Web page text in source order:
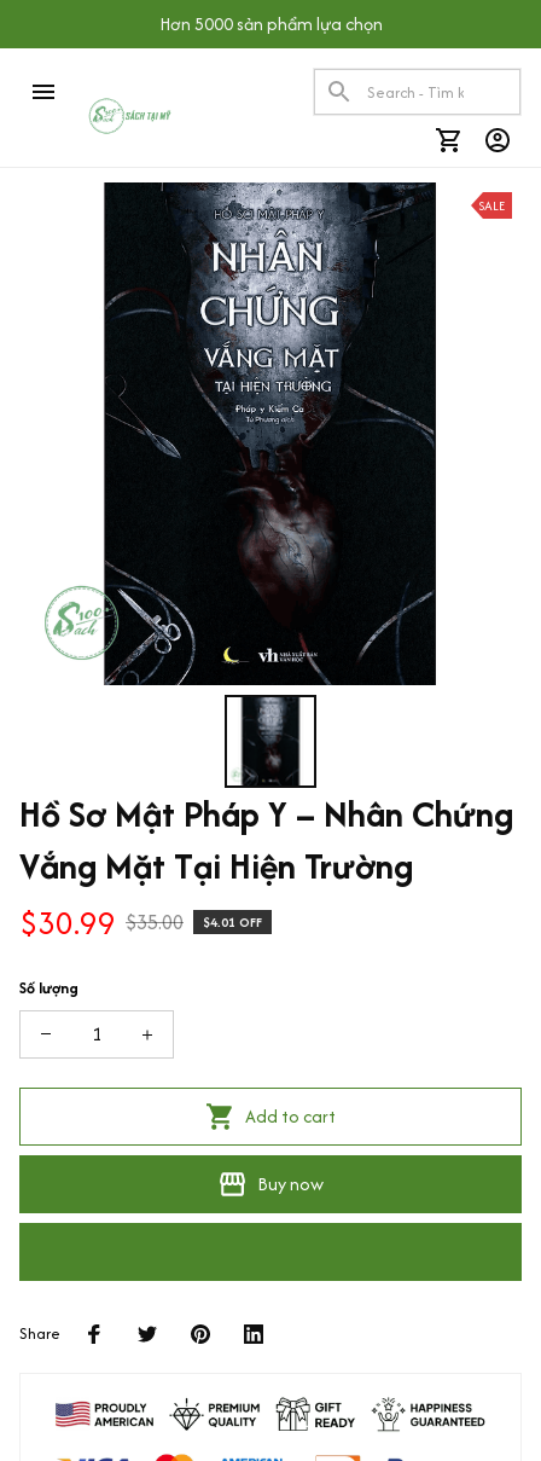
Hơn 5000 sản phẩm lựa chọn
SALE
Hồ Sơ Mật Pháp Y – Nhân Chứng
Vắng Mặt Tại Hiện Trường
$30.99 $35.00 $4.01 OFF
Số lượng
Add to cart
Buy now
Share